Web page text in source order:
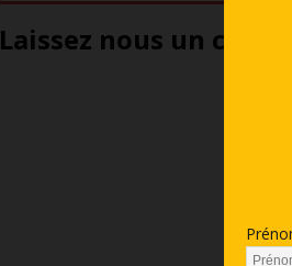
Laissez nous un